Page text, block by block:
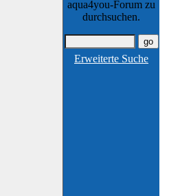
aqua4you-Forum zu
durchsuchen.
Erweiterte Suche